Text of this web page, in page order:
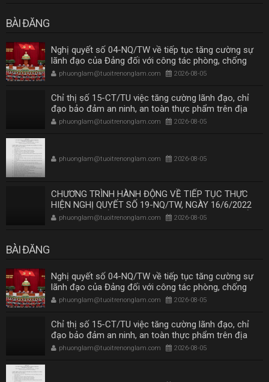
BÀI ĐĂNG
Nghị quyết số 04-NQ/TW về tiếp tục tăng cường sự
lãnh đạo của Đảng đối với công tác phòng, chống
tham nhũng, lãng phí, tiêu cực trong giai đoạn mới
phuonglam@tuoitrenonglam.com 2026-08-05
Chỉ thị số 15-CT/TU việc tăng cường lãnh đạo, chỉ
đạo bảo đảm an ninh, an toàn thực phẩm trên địa
bàn Thành phố Hồ Chí Minh
phuonglam@tuoitrenonglam.com 2026-08-05
phuonglam@tuoitrenonglam.com 2026-08-05
CHƯƠNG TRÌNH HÀNH ĐỘNG VỀ TIẾP TỤC THỰC
HIỆN NGHỊ QUYẾT SỐ 19-NQ/TW, NGÀY 16/6/2022
CỦA BAN CHẤP HÀNH TRUNG ƯƠNG KHÓA XIII VỀ
phuonglam@tuoitrenonglam.com 2026-08-05
BÀI ĐĂNG
Nghị quyết số 04-NQ/TW về tiếp tục tăng cường sự
lãnh đạo của Đảng đối với công tác phòng, chống
tham nhũng, lãng phí, tiêu cực trong giai đoạn mới
phuonglam@tuoitrenonglam.com 2026-08-05
Chỉ thị số 15-CT/TU việc tăng cường lãnh đạo, chỉ
đạo bảo đảm an ninh, an toàn thực phẩm trên địa
bàn Thành phố Hồ Chí Minh
phuonglam@tuoitrenonglam.com 2026-08-05